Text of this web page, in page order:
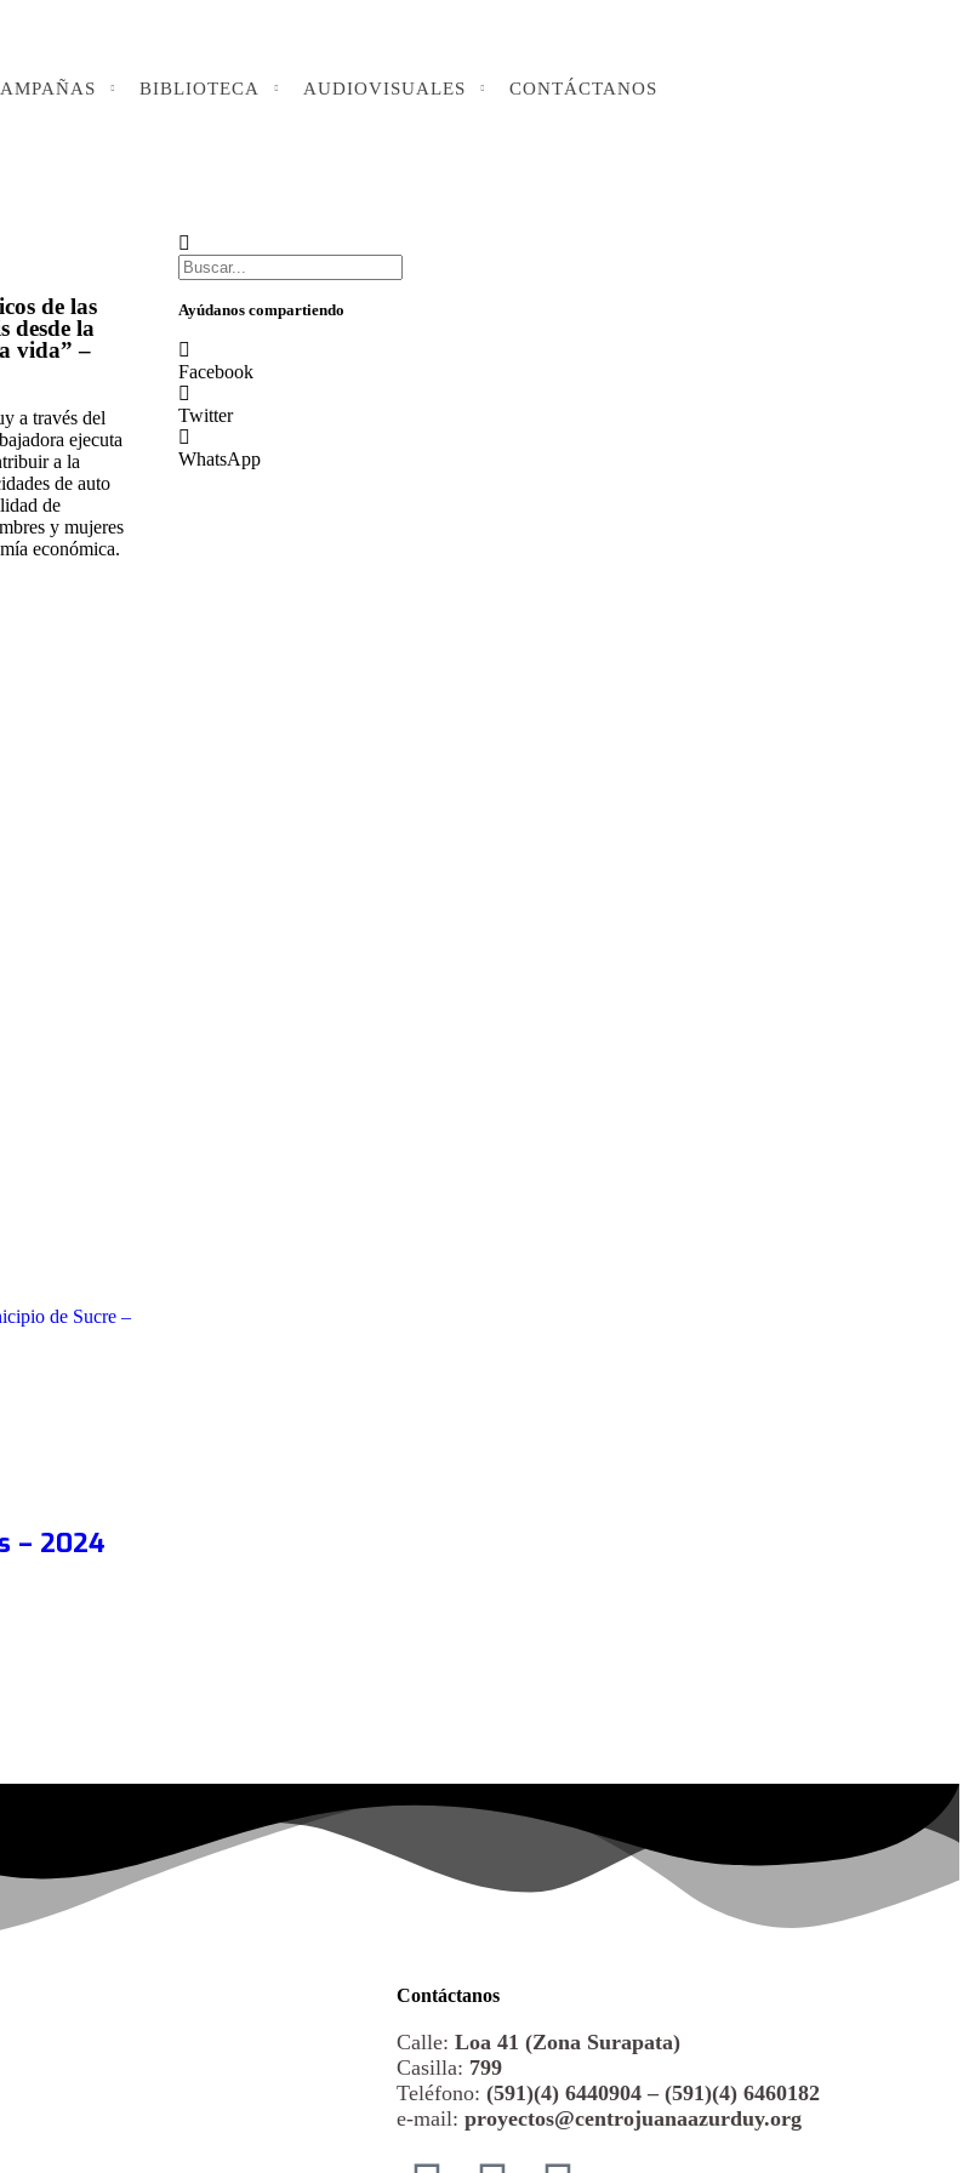
BIBLIOTECA AUDIOVISUALES CONTÁCTANOS
de las
desde la
vida” –
a través del
ejecuta
a la
de auto
de
y mujeres
económica.
de Sucre –
– 2024
Ayúdanos compartiendo
Facebook
Twitter
WhatsApp
Contáctanos
Calle: Loa 41 (Zona Surapata)
Casilla: 799
Teléfono: (591)(4) 6440904 – (591)(4) 6460182
e-mail: proyectos@centrojuanaazurduy.org